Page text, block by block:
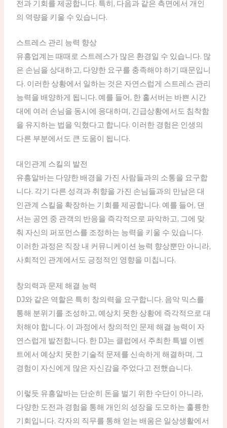
전과 기회를 제공합니다. 특히, 다음과 같은 측면에서 개인
의 역량을 키울 수 있습니다.
스트레스 관리 능력 향상
유흥업계는 때때로 스트레스가 많은 환경일 수 있습니다. 많
은 손님을 상대하고, 다양한 요구를 충족해야 하기 때문입니
다. 이러한 상황에서 일하는 것은 자연스럽게 스트레스 관리
능력을 배양하게 됩니다. 예를 들어, 한 홀서버는 바쁜 시간
대에 여러 손님을 동시에 응대하며, 긴급상황에서도 침착함
을 유지하는 법을 익혔다고 합니다. 이러한 경험은 인생의
다른 부분에서도 큰 도움이 됩니다.
대인관계 스킬의 발전
유흥알바는 다양한 배경을 가진 사람들과의 소통을 요구합
니다. 각기 다른 성격과 취향을 가진 손님들과의 만남은 대
인관계 스킬을 확장하는 기회를 제공합니다. 예를 들어, 댄
서는 공연 중 관객의 반응을 즉각적으로 파악하고, 그에 맞
춰 자신의 퍼포먼스를 조정하는 능력을 키울 수 있습니다.
이러한 과정은 직장 내 커뮤니케이션 능력 향상뿐만 아니라,
사회적인 관계에서도 긍정적인 영향을 미칩니다.
창의력과 문제 해결 능력
DJ와 같은 역할은 특히 창의력을 요구합니다. 음악 믹스를
통해 분위기를 조성하고, 예상치 못한 상황에 즉각적으로 대
처해야 합니다. 이 과정에서 창의적인 문제 해결 능력이 자
연스럽게 발전합니다. 한 DJ는 클럽에서 주최한 특별 이벤
트에서 예상치 못한 기술적 문제를 신속하게 해결하며, 그
경험이 자신에게 많은 자신감을 주었다고 전했습니다.
이렇듯 유흥알바는 단순히 돈을 벌기 위한 수단이 아니라,
다양한 도전과 경험을 통해 개인의 성장을 도모하는 훌륭한
기회입니다. 각자의 직무를 통해 얻는 배움은 일상생활에서